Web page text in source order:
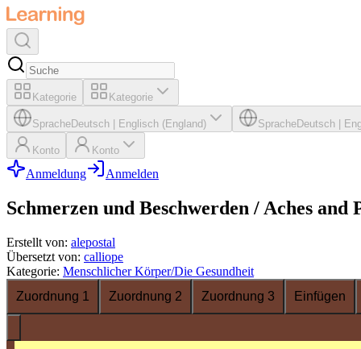
Kategorie Kategorie
SpracheDeutsch Englisch (England) SpracheDeutsch
Konto Konto
Anmeldung Anmelden
Schmerzen und Beschwerden / Aches and
Erstellt von: alepostal
Übersetzt von: calliope
Kategorie: Menschlicher Körper/Die Gesundheit
Zuordnung 1
Zuordnung 2 Zuordnung 3 Einfügen